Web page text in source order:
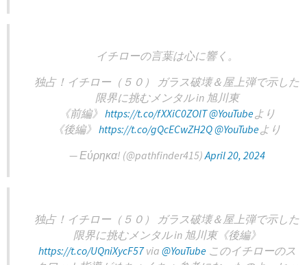
イチローの言葉は心に響く。
独占！イチロー（５０） ガラス破壊＆屋上弾で示した
限界に挑むメンタル in 旭川東
《前編》 https://t.co/fXXiC0ZOlT@YouTubeより
《後編》 https://t.co/gQcECwZH2Q@YouTubeより
— Εύρηκα! (@pathfinder415)April 20, 2024
独占！イチロー（５０） ガラス破壊＆屋上弾で示した
限界に挑むメンタル in 旭川東《後編》
https://t.co/UQniXycF57via @YouTubeこのイチローのス